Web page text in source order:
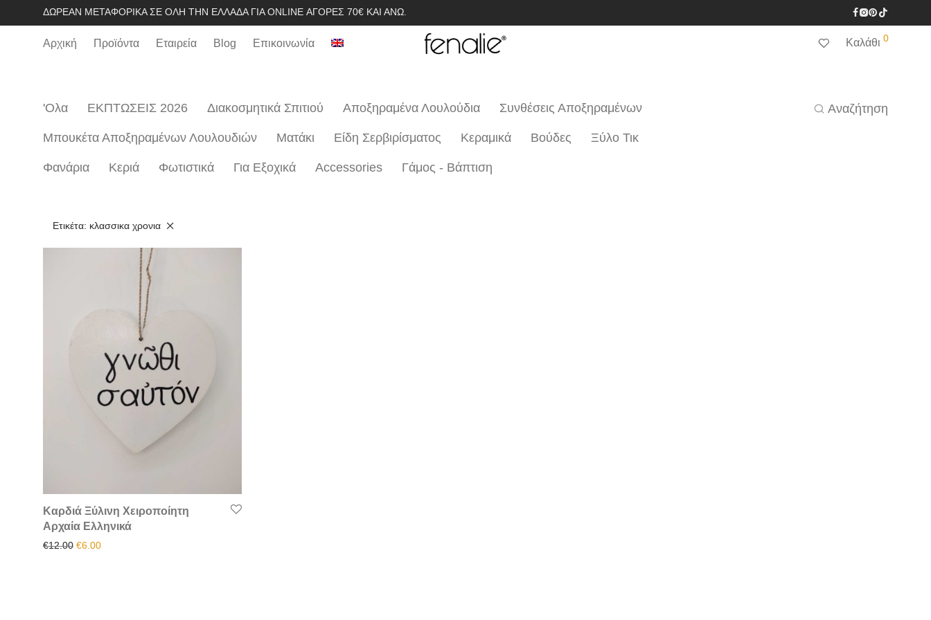
ΔΩΡΕΆΝ ΜΕΤΑΦΟΡΙΚΆ ΣΕ ΌΛΗ ΤΗΝ ΕΛΛΆΔΑ ΓΙΑ ONLINE ΑΓΟΡΈΣ 70€ ΚΑΙ ΆΝΩ.
Αρχική Προϊόντα Εταιρεία Blog Επικοινωνία Καλάθι 0
Αναζήτηση
'Ολα ΕΚΠΤΩΣΕΙΣ 2026 Διακοσμητικά Σπιτιού Αποξηραμένα Λουλούδια Συνθέσεις Αποξηραμένων
Μπουκέτα Αποξηραμένων Λουλουδιών Mατάκι Είδη Σερβιρίσματος Κεραμικά Βούδες Ξύλο Τικ
Φανάρια Κεριά Φωτιστικά Για Εξοχικά Accessories Γάμος - Βάπτιση
Ετικέτα: κλασσικα χρονια
Καρδιά Ξύλινη Χειροποίητη
Αρχαία Ελληνικά
€12.00 Original price was: €12.00.
€6.00Η τρέχουσα τιμή είναι: €6.00.